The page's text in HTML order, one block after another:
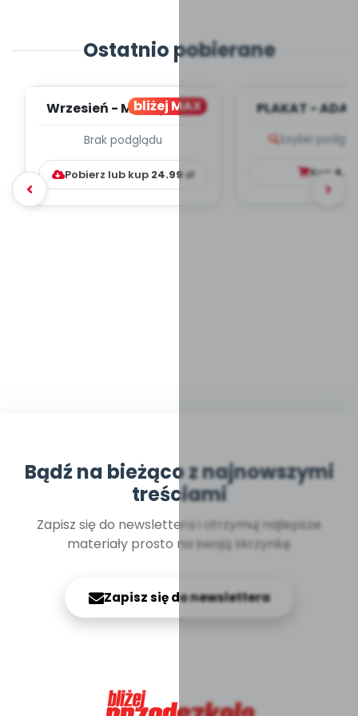
Ostatnio pobierane
bliżej MAX
Wrzesień - MIESIĘCZNY
WYCHOWAWCZO –
DYDAKTYC...
Brak podglądu
Pobierz lub kup 24.99zł
PLAKAT -
Szybki
Kup
Bądź na bieżąco z najnowszymi
treściami
Zapisz się do newslettera i otrzymuj najlepsze
materiały prosto na swoją skrzynkę
Zapisz się do newslettera